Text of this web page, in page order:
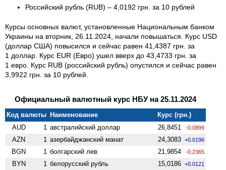
Российский рубль (RUB) – 4,0192 грн. за 10 рублей
Курсы основных валют, установленные Национальным банком
Украины на вторник, 26.11.2024, начали повышаться. Курс USD
(доллар США) повысился и сейчас равен 41,4387 грн. за
1 доллар. Курс EUR (Евро) ушел вверх до 43,4733 грн. за
1 евро. Курс RUB (российский рубль) опустился и сейчас равен
3,9922 грн. за 10 рублей.
Официальный валютный курс НБУ на 25.11.2024
Код валюты Наименование
Курс (грн.)
AUD
1 австралийский доллар 26,8451 -0.0899
AZN 1 азербайджанский манат 24,3083 +0.0196
BGN 1 болгарский лев 21,9854 -0.2365
BYN 1 белорусский рубль 15,0186 +0.0121